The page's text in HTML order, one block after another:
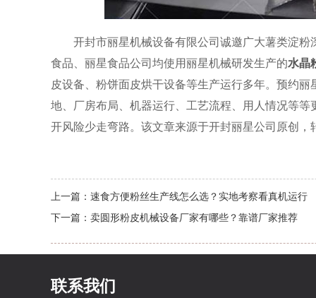
开封市丽星机械设备有限公司诚邀广大薯类淀
食品、丽星食品公司均使用丽星机械研发生产的水晶
皮设备、粉饼面皮烘干设备等生产运行多年。预约
地、厂房布局、机器运行、工艺流程、用人情况等
开风险少走弯路。该文章来源于开封丽星公司原创，
上一篇： 速食方便粉丝生产线怎么选？实地考察看真机运行
下一篇： 卖圆形粉皮机械设备厂家有哪些？靠谱厂家推荐
联系我们